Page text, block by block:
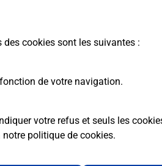
cookies sont les suivantes :
de votre navigation.
votre refus et seuls les
notre politique de cookies.